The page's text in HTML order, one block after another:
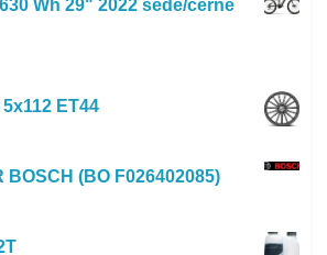
Wh 29" 2022 šedé/černé
ET44
BOSCH (BO F026402085)